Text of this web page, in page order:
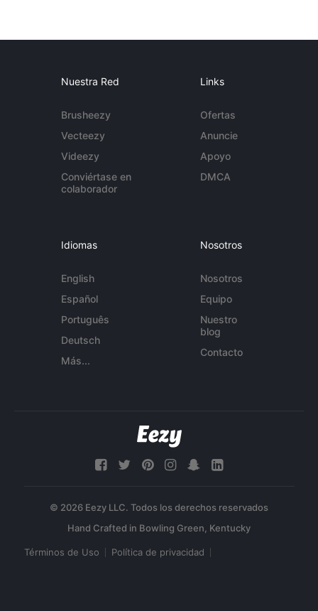
Nuestra Red
Brusheezy
Vecteezy
Videezy
Conviértase en
colaborador
Links
Ofertas
Anuncie
Apoyo
DMCA
Idiomas
English
Español
Português
Deutsch
Más...
Nosotros
Nosotros
Equipo
Nuestro
blog
Contacto
© 2026 Eezy LLC. Todos los derechos reservados
Términos de Uso Política de privacidad